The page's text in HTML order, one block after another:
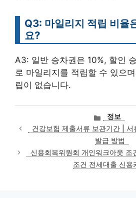
Q3: 마일리지 적립 비율
요?
A3: 일반 승차권은 10%, 할인
로 마일리지를 적립할 수 있으
립이 없습니다.
카
테
고
리
정보
건강보험 제출서류 보관기간 |
발급 방법
신용회복위원회 개인워크아웃 조
조건 전세대출 신용